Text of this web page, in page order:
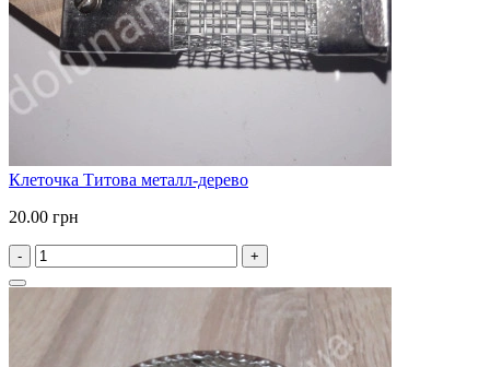
Клеточка Титова металл-дерево
20.00 грн
- +